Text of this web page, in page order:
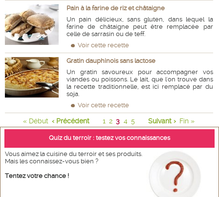
Pain à la farine de riz et châtaigne
Un pain délicieux, sans gluten, dans lequel la
farine de châtaigne peut être remplacée par
celle de sarrasin ou de teff.
Voir cette recette
Gratin dauphinois sans lactose
Un gratin savoureux pour accompagner vos
viandes ou poissons. Le lait, que l'on trouve dans
la recette traditionnelle, est ici remplacé par du
soja.
Voir cette recette
« Début ‹ Précédent 1 2 3 4 5 Suivant › Fin »
Quiz du terroir : testez vos connaissances
Vous aimez la cuisine du terroir et ses produits.
Mais les connaissez-vous bien ?
Tentez votre chance !